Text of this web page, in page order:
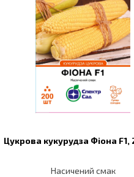
Цукрова кукурудза Фіона F1,
Насичений смак